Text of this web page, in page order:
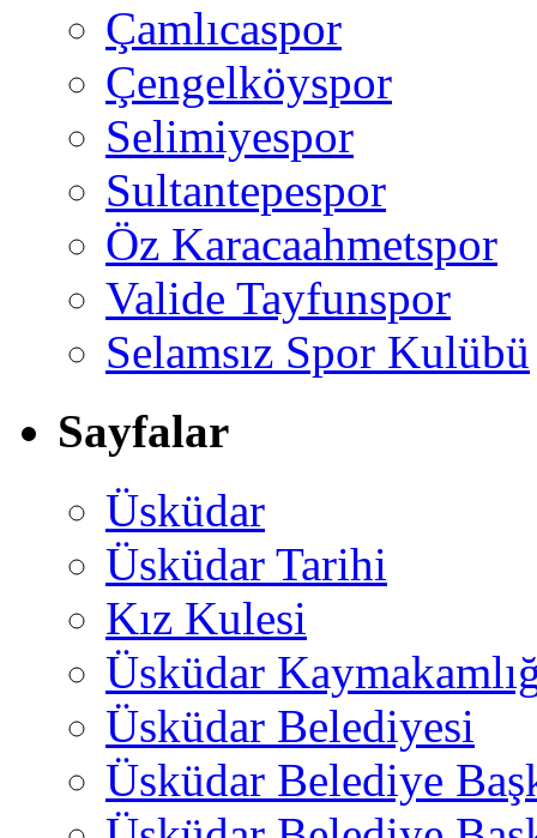
Çamlıcaspor
Çengelköyspor
Selimiyespor
Sultantepespor
Öz Karacaahmetspor
Valide Tayfunspor
Selamsız Spor Kulübü
Sayfalar
Üsküdar
Üsküdar Tarihi
Kız Kulesi
Üsküdar
Üsküdar Belediyesi
Üsküdar Belediye